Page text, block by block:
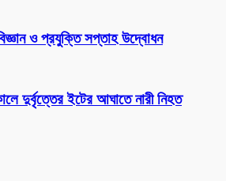
ও প্রযুক্তি সপ্তাহ উদ্বোধন
দুর্বৃত্তের ইটের আঘাতে নারী নিহত